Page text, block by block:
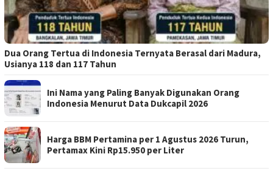
Dua Orang Tertua di Indonesia Ternyata Berasal dari Madura,
Usianya 118 dan 117 Tahun
Ini Nama yang Paling Banyak Digunakan Orang
Indonesia Menurut Data Dukcapil 2026
Harga BBM Pertamina per 1 Agustus 2026 Turun,
Pertamax Kini Rp15.950 per Liter